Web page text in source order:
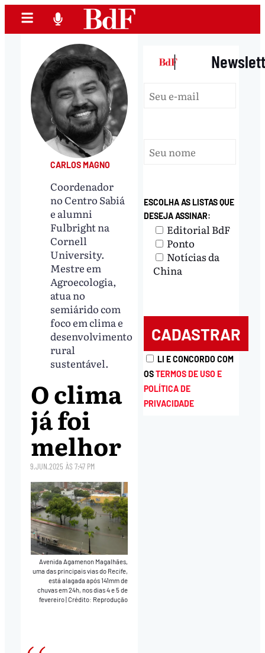
CARLOS MAGNO
Coordenador
no Centro Sabiá
e alumni
Fulbright na
Cornell
University.
Mestre em
Agroecologia,
atua no
semiárido com
foco em clima e
desenvolvimento
rural
sustentável.
O clima
já foi
melhor
9.JUN.2025 ÀS7:47 PM
Avenida Agamenon Magalhães,
uma das principais vias do Recife,
está alagada após 141mm de
chuvas em 24h, nos dias 4 e 5 de
fevereiro|Crédito: Reprodução
|
ESCOLHA AS LISTAS QUE
DESEJA ASSINAR:
Editorial BdF
Ponto
Notícias da
China
LI E CONCORDO COM
OSTERMOS DE USO E
POLÍTICA DE
PRIVACIDADE